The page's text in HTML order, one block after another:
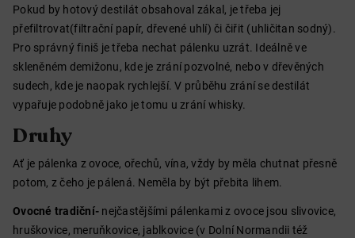
Pokud by hotový destilát obsahoval zákal, je třeba jej
přefiltrovat(filtrační papír, dřevené uhlí) či čiřit (uhličitan sodný).
Pro správný finiš je třeba nechat pálenku uzrát. Ideálně ve
skleněném demižonu, kde je zrání pozvolné, nebo v dřevěných
sudech, kde je naopak rychlejší. V průběhu zrání se destilát
vypařuje podobně jako je tomu u zrání whisky.
Druhy
Ať je pálenka z ovoce, ořechů, vína, vždy by měla chutnat přesně
potom, z čeho je pálená. Neměla by být přebita lihem.
Ovocné tradiční- nejčastějšími pálenkami z ovoce jsou slivovice,
hruškovice, meruňkovice, jablkovice (v Dolní Normandii též